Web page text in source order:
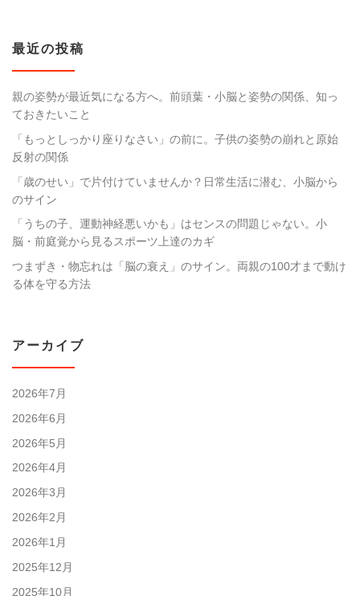
最近の投稿
親の姿勢が最近気になる方へ。前頭葉・小脳と姿勢の関係、知っ
ておきたいこと
「もっとしっかり座りなさい」の前に。子供の姿勢の崩れと原始
反射の関係
「歳のせい」で片付けていませんか？日常生活に潜む、小脳から
のサイン
「うちの子、運動神経悪いかも」はセンスの問題じゃない。小
脳・前庭覚から見るスポーツ上達のカギ
つまずき・物忘れは「脳の衰え」のサイン。両親の100才まで動け
る体を守る方法
アーカイブ
2026年7月
2026年6月
2026年5月
2026年4月
2026年3月
2026年2月
2026年1月
2025年12月
2025年10月